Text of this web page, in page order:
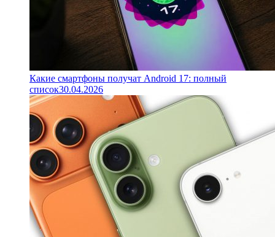
Какие смартфоны получат Android 17: полный
список30.04.2026